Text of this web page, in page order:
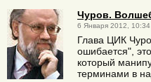
Чуров.
6 Января 2012, 10:34
Глава ЦИК
ошибается",
который
терминами в